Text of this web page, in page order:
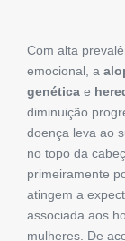
Com alta
emocional, a
genética e
diminuição
doença leva ao
no topo da
primeiramente
atingem a
associada aos
mulheres. De